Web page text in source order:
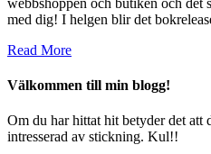
med dig! I helgen blir det
Read More
Välkommen till min blogg!
Om du har hittat hit betyder det att
intresserad av stickning. Kul!!